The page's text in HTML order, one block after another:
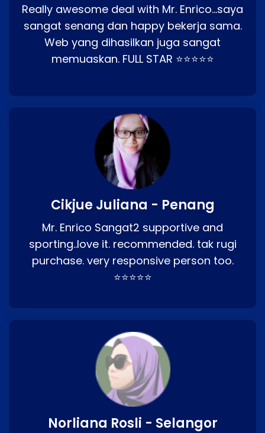
Really awesome deal with Mr. Enrico…saya
sangat senang dan happy bekerja sama.
Web yang dihasilkan juga sangat
memuaskan. FULL STAR ⭐⭐⭐⭐⭐
Cikjue Juliana - Penang
Mr. Enrico Sangat2 supportive and
sporting..love it. recommended. tak rugi
purchase. very responsive person too.
⭐⭐⭐⭐⭐
Norliana Rosli - Selangor